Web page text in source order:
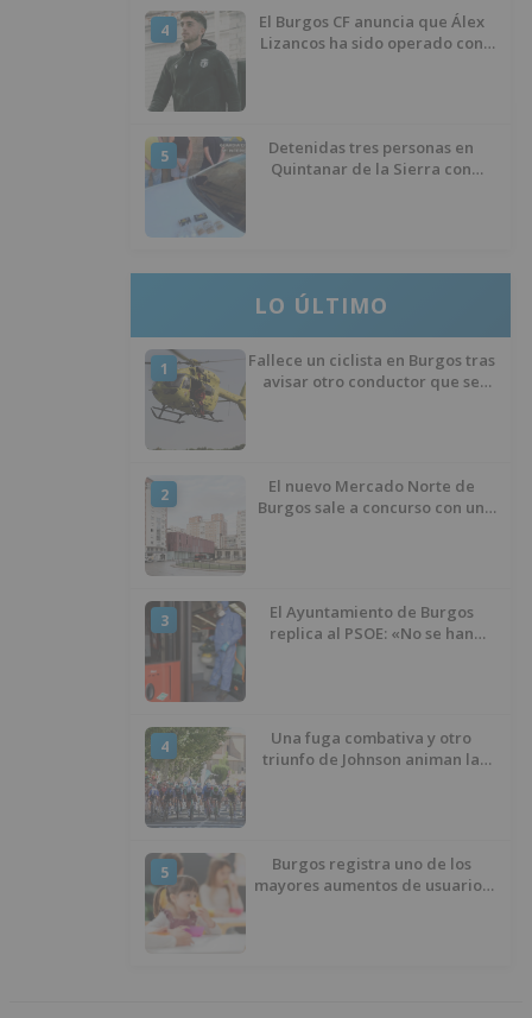
4
El Burgos CF anuncia que Álex
Lizancos ha sido operado con
5
Detenidas tres personas en
Quintanar de la Sierra con
LO ÚLTIMO
1
Fallece un ciclista en Burgos tras
avisar otro conductor que se
2
El nuevo Mercado Norte de
Burgos sale a concurso con un
3
El Ayuntamiento de Burgos
replica al PSOE: «No se han
4
Una fuga combativa y otro
triunfo de Johnson animan la
5
Burgos registra uno de los
mayores aumentos de usuarios